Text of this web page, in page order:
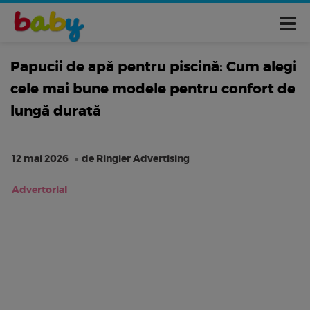
Papucii de apă pentru piscină: Cum alegi
cele mai bune modele pentru confort de
lungă durată
12 mai 2026 de Ringier Advertising
Advertorial